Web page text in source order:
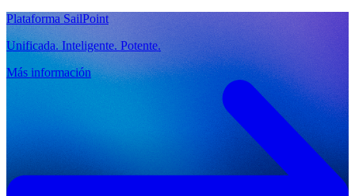
Plataforma SailPoint
Unificada. Inteligente. Potente.
Más información